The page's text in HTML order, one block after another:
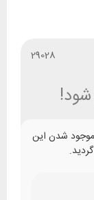
29028
موجود شدن این